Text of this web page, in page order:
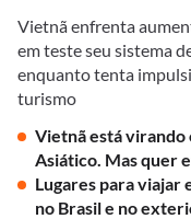
Vietnã enfrenta
em teste seu sistema
enquanto tenta
turismo
Vietnã está virando
Asiático. Mas quer
Lugares para viajar
no Brasil e no